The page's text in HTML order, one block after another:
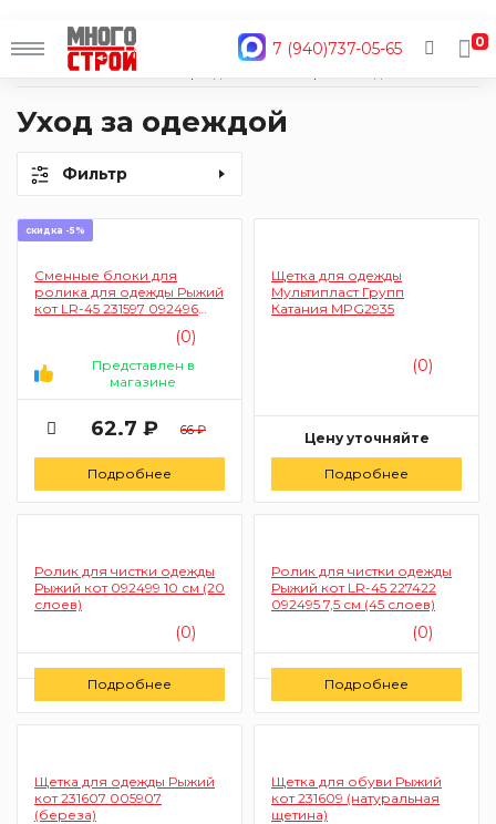
7 (940)737-05-65
0
Главная
Каталог
Уход за одеждой
Фильтр
скидка -5%
Сменные блоки для
ролика для одежды Рыжий
кот LR-45 231597 092496
(0)
Представлен в
магазине
62.7 ₽ 66 ₽
Подробнее
Щетка для одежды
Мультипласт Групп
Катания MPG2935
(0)
Цену уточняйте
Заказать
Подробнее
Ролик для чистки одежды
Рыжий кот 092499 10 см (20
слоев)
(0)
Заказать
Подробнее
Ролик для чистки одежды
Рыжий кот LR-45 227422
092495 7,5 см (45 слоев)
(0)
Заказать
Подробнее
Щетка для одежды Рыжий
кот 231607 005907
(береза)
Щетка для обуви Рыжий
кот 231609 (натуральная
щетина)